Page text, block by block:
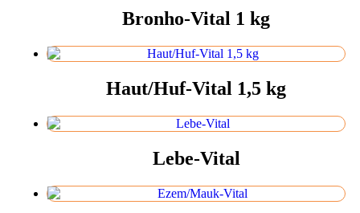
Bronho-Vital 1 kg
Haut/Huf-Vital 1,5 kg
Lebe-Vital